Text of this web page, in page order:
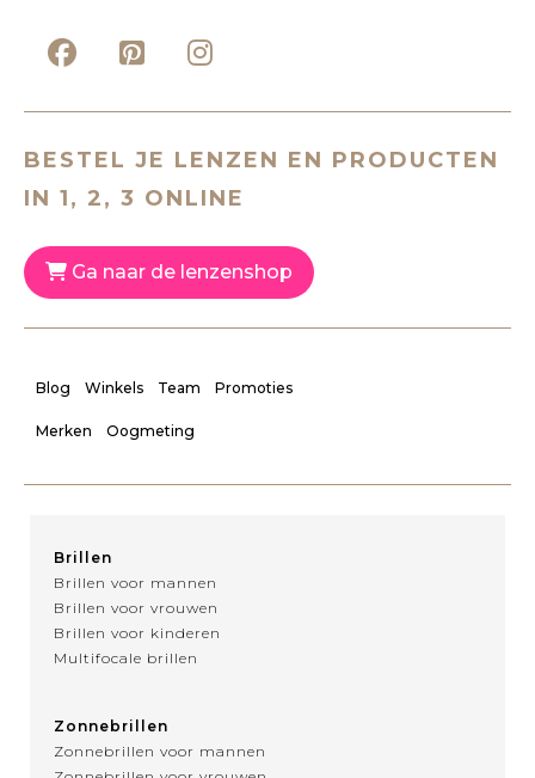
BESTEL JE LENZEN EN PRODUCTEN
IN 1, 2, 3 ONLINE
Ga naar de lenzenshop
Blog Winkels Team Promoties
Merken Oogmeting
Brillen
Brillen voor mannen
Brillen voor vrouwen
Brillen voor kinderen
Multifocale brillen
Zonnebrillen
Zonnebrillen voor mannen